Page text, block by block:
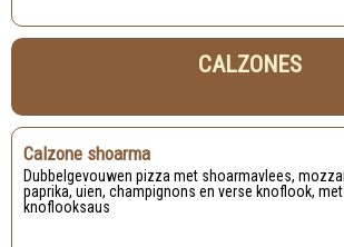
CALZONES
Calzone shoarma
Dubbelgevouwen pizza met shoarmavlees, mozzarella kaas,
paprika, uien, champignons en verse knoflook, met
knoflooksaus